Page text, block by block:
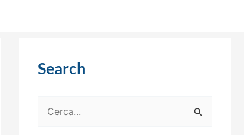
Search